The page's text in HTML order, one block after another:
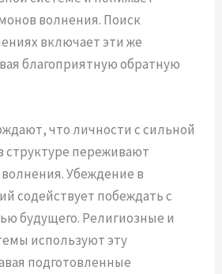
волнения. Поиск
включает эти же
благоприятную обратную
что личности с сильной
структуре переживают
Убеждение в
содействует побеждать с
будущего. Религиозные и
используют эту
подготовленные